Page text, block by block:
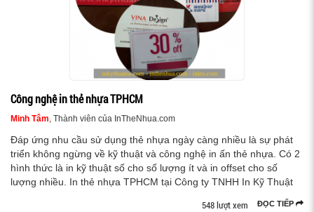
Công nghệ in thẻ nhựa TPHCM
Minh Tâm, Thành viên của InTheNhua.com
Đáp ứng nhu cầu sử dụng thẻ nhựa ngày càng nhiều là sự phát
triển không ngừng về kỹ thuật và công nghệ in ấn thẻ nhựa. Có 2
hình thức là in kỹ thuật số cho số lượng ít và in offset cho số
lượng nhiều. In thẻ nhựa TPHCM tại Công ty TNHH In Kỹ Thuật
ĐỌC TIẾP
548 lượt xem